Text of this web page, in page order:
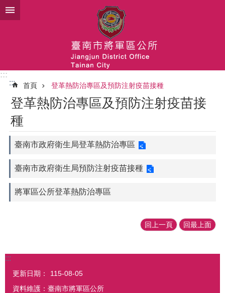
跳到主要內容區塊
:::
:::
首頁 登革熱防治專區及預防注射疫苗接種
登革熱防治專區及預防注射疫苗接
種
臺南市政府衛生局登革熱防治專區
臺南市政府衛生局預防注射疫苗接種
將軍區公所登革熱防治專區
回上一頁 回最上面
:::
更新日期：
115-08-05
資料維護：臺南市將軍區公所